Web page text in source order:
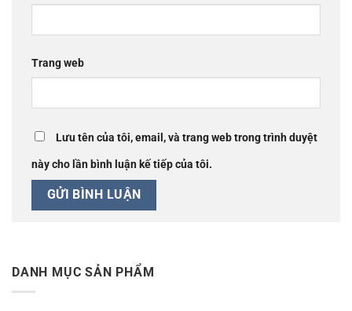
Trang web
Lưu tên của tôi, email, và trang web trong trình duyệt
này cho lần bình luận kế tiếp của tôi.
DANH MỤC SẢN PHẨM